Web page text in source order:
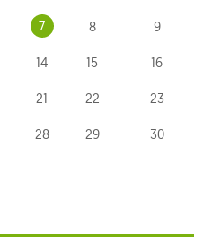
7 8 9
14 15 16
21 22 23
28 29 30